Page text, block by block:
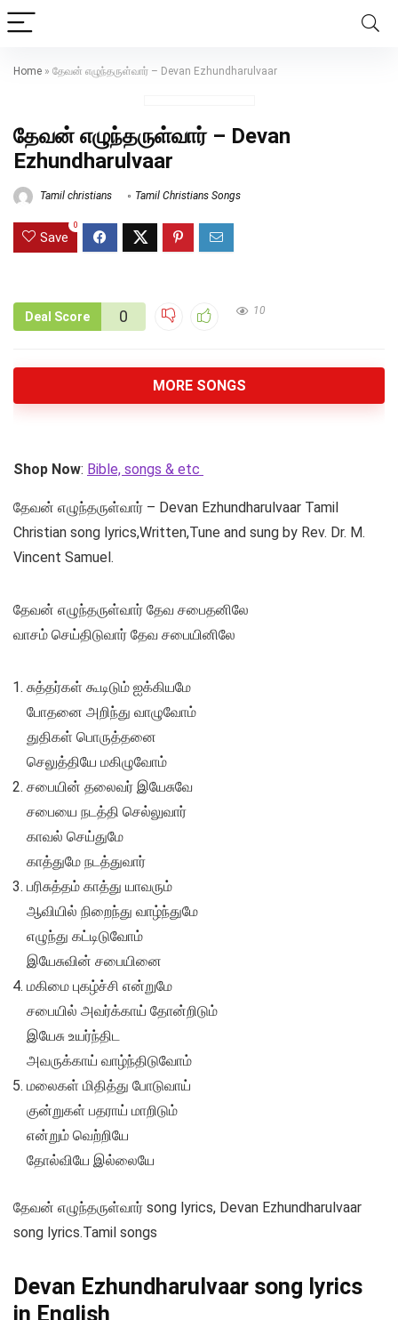
Home » தேவன் எழுந்தருள்வார் – Devan Ezhundharulvaar
தேவன் எழுந்தருள்வார் – Devan
Ezhundharulvaar
Tamil christians Tamil Christians Songs
Save
0
Deal Score 0 10
MORE SONGS
Shop Now: Bible, songs & etc
தேவன் எழுந்தருள்வார் – Devan Ezhundharulvaar Tamil
Christian song lyrics,Written,Tune and sung by Rev. Dr. M.
Vincent Samuel‎.
தேவன் எழுந்தருள்வார் தேவ சபைதனிலே
வாசம் செய்திடுவார் தேவ சபையினிலே
சுத்தர்கள் கூடிடும் ஐக்கியமே
போதனை அறிந்து வாழுவோம்
துதிகள் பொருத்தனை
செலுத்தியே மகிழுவோம்
சபையின் தலைவர் இயேசுவே
சபையை நடத்தி செல்லுவார்
காவல் செய்துமே
காத்துமே நடத்துவார்
பரிசுத்தம் காத்து யாவரும்
ஆவியில் நிறைந்து வாழ்ந்துமே
எழுந்து கட்டிடுவோம்
இயேசுவின் சபையினை
மகிமை புகழ்ச்சி என்றுமே
சபையில் அவர்க்காய் தோன்றிடும்
இயேசு உயர்ந்திட
அவருக்காய் வாழ்ந்திடுவோம்
மலைகள் மிதித்து போடுவாய்
குன்றுகள் பதராய் மாறிடும்
என்றும் வெற்றியே
தோல்வியே இல்லையே
தேவன் எழுந்தருள்வார் song lyrics, Devan Ezhundharulvaar
song lyrics.Tamil songs
Devan Ezhundharulvaar song lyrics
in English